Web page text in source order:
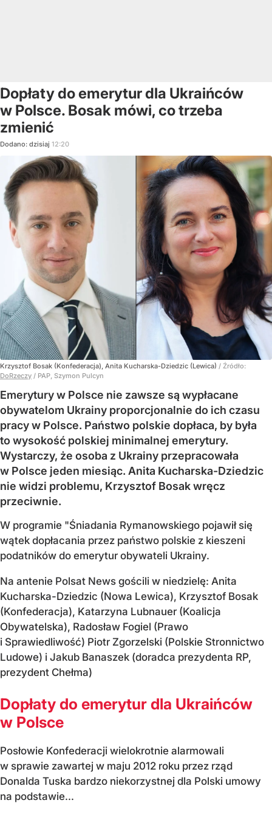
Dopłaty do emerytur dla Ukraińców
w Polsce. Bosak mówi, co trzeba
zmienić
Dodano: dzisiaj 12:20
Krzysztof Bosak (Konfederacja), Anita Kucharska-Dziedzic (Lewica) / Źródło:
DoRzeczy / PAP, Szymon Pulcyn
Emerytury w Polsce nie zawsze są wypłacane
obywatelom Ukrainy proporcjonalnie do ich czasu
pracy w Polsce. Państwo polskie dopłaca, by była
to wysokość polskiej minimalnej emerytury.
Wystarczy, że osoba z Ukrainy przepracowała
w Polsce jeden miesiąc. Anita Kucharska-Dziedzic
nie widzi problemu, Krzysztof Bosak wręcz
przeciwnie.
W programie "Śniadania Rymanowskiego pojawił się
wątek dopłacania przez państwo polskie z kieszeni
podatników do emerytur obywateli Ukrainy.
Na antenie Polsat News gościli w niedzielę: Anita
Kucharska-Dziedzic (Nowa Lewica), Krzysztof Bosak
(Konfederacja), Katarzyna Lubnauer (Koalicja
Obywatelska), Radosław Fogiel (Prawo
i Sprawiedliwość) Piotr Zgorzelski (Polskie Stronnictwo
Ludowe) i Jakub Banaszek (doradca prezydenta RP,
prezydent Chełma)
Dopłaty do emerytur dla Ukraińców
w Polsce
Posłowie Konfederacji wielokrotnie alarmowali
w sprawie zawartej w maju 2012 roku przez rząd
Donalda Tuska bardzo niekorzystnej dla Polski umowy
na podstawie...